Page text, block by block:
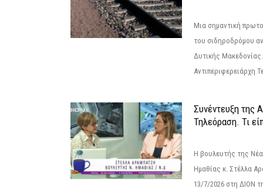
Μια σημαντική
του σιδηροδρόμου
Δυτικής
Αντιπεριφερειάρχη
Συνέντευξη της
Τηλεόραση. Τι
Η βουλευτής της
Ημαθίας κ. Στέλλα
13/7/2026 στη ΔΙΟΝ